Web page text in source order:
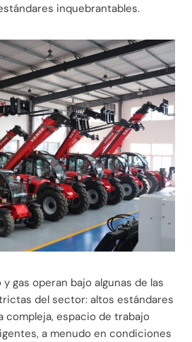
inquebrantables.
gas operan bajo algunas de las
del sector: altos estándares
compleja, espacio de trabajo
a menudo en condiciones